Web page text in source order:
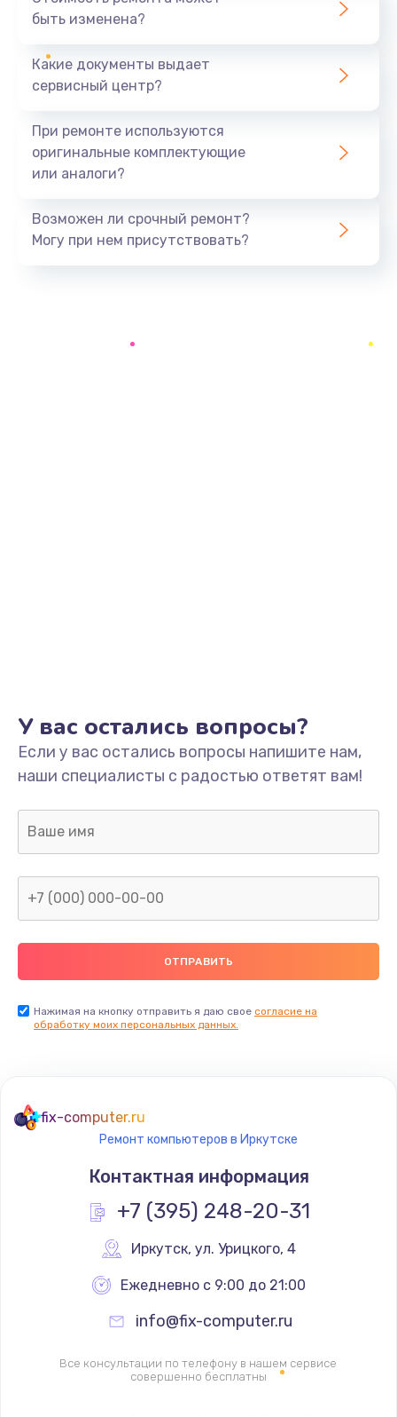
Замена аккумулятора
Замена SSD
Заказать
Замена системы охлаждения
1645 руб.
Заказать
Замена термопасты
1095 руб.
Заказать
Замена северного моста
1950 руб.
Заказать
Ремонт цепей питания
660 руб.
быть изменена?
Какие документы выдает
сервисный центр?
При ремонте используются
оригинальные комплектующие
или аналоги?
Возможен ли срочный ремонт?
Могу при нем присутствовать?
У вас остались вопросы?
Если у вас остались вопросы напишите нам,
наши специалисты с радостью ответят вам!
Нажимая на кнопку отправить я даю свое согласие на
обработку моих персональных данных.
fix-computer.ru
Ремонт компьютеров в Иркутске
Контактная информация
+7 (395) 248-20-31
Иркутск, ул. Урицкого, 4
Ежедневно с 9:00 до 21:00
info@fix-computer.ru
Все консультации по телефону в нашем сервисе
совершенно бесплатны